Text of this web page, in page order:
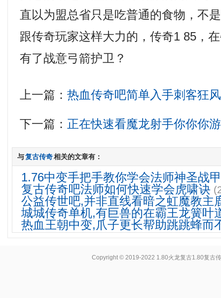
直以为盟总省只是吃普通的食物，不
跟传奇玩家这样大力的，传奇1 85，
有了战意弓箭护卫？
上一篇：热血传奇吧简单入手刺客狂
下一篇： 正在快速看魔龙射手你你你
与复古传奇相关的文章有：
1.76中变手把手教你学会法师神圣战
复古传奇吧法师如何快速学会虎啸诀
公益传世吧,并非直线看暗之虹魔教主
城城传奇单机,有巨兽的在霸王龙簧叶
热血王朝中变,爪子更长帮助跳跳蜂而
Copyright © 2019-2022 1.80火龙复古1.80复古